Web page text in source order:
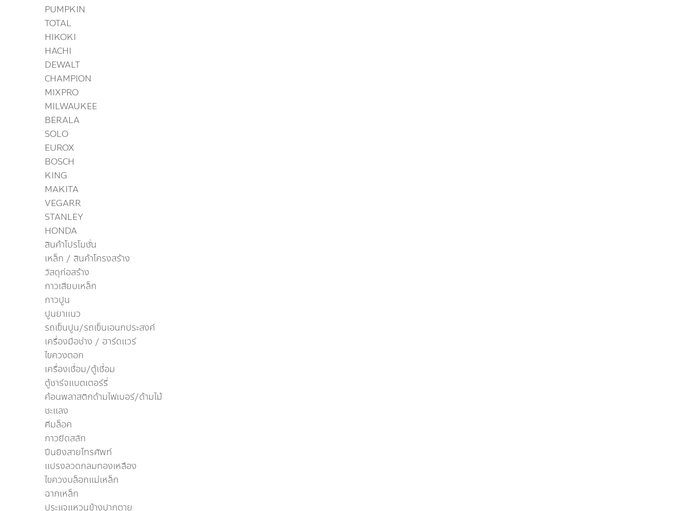
PUMPKIN
TOTAL
HIKOKI
HACHI
DEWALT
CHAMPION
MIXPRO
MILWAUKEE
BERALA
SOLO
EUROX
BOSCH
KING
MAKITA
VEGARR
STANLEY
HONDA
สินค้าโปรโมชั่น
เหล็ก / สินค้าโครงสร้าง
วัสดุก่อสร้าง
กาวเสียบเหล็ก
กาวปูน
ปูนยาเเนว
รถเข็นปูน/รถเข็นเอนกประสงค์
เครื่องมือช่าง / ฮาร์ดแวร์
ไขควงตอก
เครื่องเชื่อม/ตู้เชื่อม
ตู้ชาร์จเเบตเตอร์รี่
ค้อนพลาสติกด้ามไฟเบอร์/ด้ามไม้
ชะเเลง
คีมล็อค
กาวยีดสลัก
ปืนยิงสายโทรศัพท์
แปรงลวดกลมทองเหลือง
ไขควงบล็อกแม่เหล็ก
ฉากเหล็ก
ประแจแหวนข้างปากตาย